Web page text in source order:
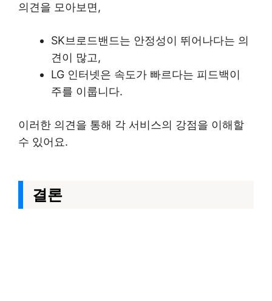
의견을 모아보면,
SK브로드밴드는 안정성이 뛰어나다는 의
견이 많고,
LG 인터넷은 속도가 빠르다는 피드백이
주를 이룹니다.
이러한 의견을 통해 각 서비스의 강점을 이해할
수 있어요.
결론